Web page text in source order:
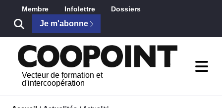
Saut au contenu principal
Membre Infolettre Dossiers
Je m'abonne
Vecteur de formation et
d'intercoopération